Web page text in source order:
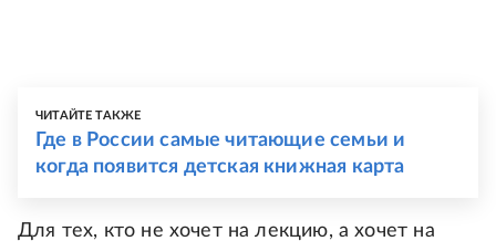
ЧИТАЙТЕ ТАКЖЕ
Где в России самые читающие семьи и
когда появится детская книжная карта
Для тех, кто не хочет на лекцию, а хочет на